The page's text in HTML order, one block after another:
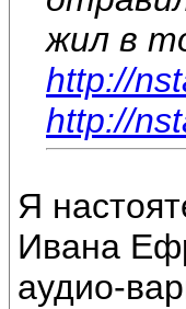
жил в
http://
http://
Я
Ивана
аудио-